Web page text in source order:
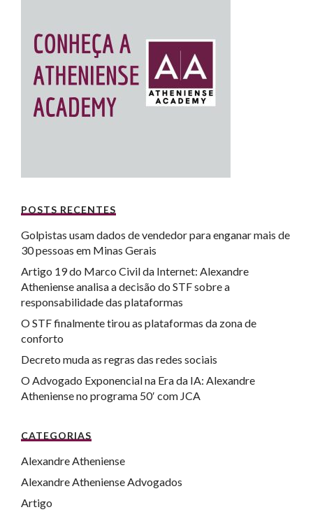
POSTS RECENTES
Golpistas usam dados de vendedor para enganar mais de
30 pessoas em Minas Gerais
Artigo 19 do Marco Civil da Internet: Alexandre
Atheniense analisa a decisão do STF sobre a
responsabilidade das plataformas
O STF finalmente tirou as plataformas da zona de
conforto
Decreto muda as regras das redes sociais
O Advogado Exponencial na Era da IA: Alexandre
Atheniense no programa 50′ com JCA
CATEGORIAS
Alexandre Atheniense
Alexandre Atheniense Advogados
Artigo